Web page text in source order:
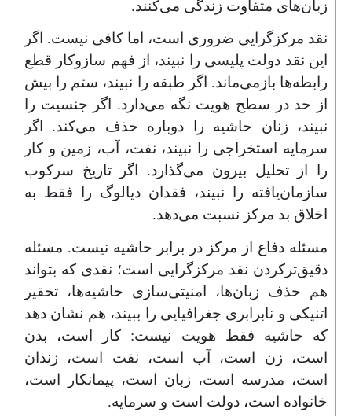
زبان‌های متفاوت زندگی می‌کنند.
نقد مرکزگرایی ضروری است، اما کافی نیست. اگر
این نقد دولت پلیسی را نبیند، از فهم سازوکار قطع
رابطه‌ها بازمی‌ماند. اگر طبقه را نبیند، ستم را بیش
از حد در سطح هویت نگه می‌دارد. اگر جنسیت را
نبیند، زنان حاشیه را دوباره حذف می‌کند. اگر
سرمایه استخراجی را نبیند، نفت، آب، زمین و کار
را از تحلیل بیرون می‌گذارد. اگر تاریخ سرکوب
سازمان‌یافته را نبیند، فقدان دیالوگ را فقط به
اخلاق بد مرکز نسبت می‌دهد.
مسئله دفاع از مرکز در برابر حاشیه نیست. مسئله
دقیق‌ترکردن نقد مرکزگرایی است؛ نقدی که بتواند
هم حذف زبان‌ها، امنیتی‌سازی حاشیه‌ها، تحقیر
اتنیکی و نابرابری جغرافیایی را ببیند، هم نشان دهد
که حاشیه فقط هویت نیست: کار است، بدن
است، زن است، آب است، نفت است، زندان
است، مدرسه است، زبان است، پیمانکار است،
خانواده است، دولت است و سرمایه.